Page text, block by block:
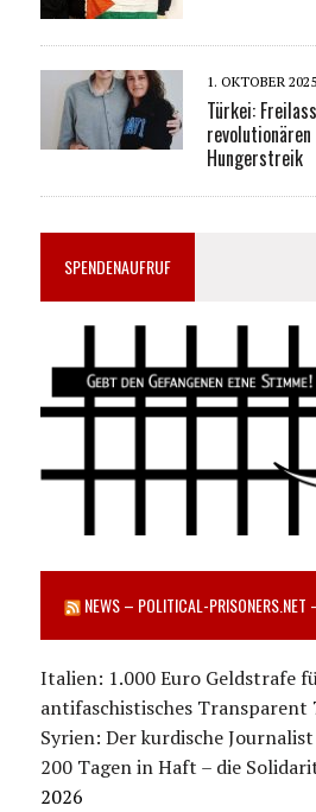
1. OKTOBER 2025
Türkei:
Hungerstreik
SPENDENAUFRUF
NEWS – POLITICAL-PRISONERS.NET
Italien: 1.000 Euro Geldstrafe
antifaschistisches Transparent
Syrien: Der kurdische
200 Tagen in Haft – die
2026